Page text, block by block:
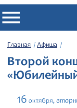
Филармония
Афиша
Фестивали
Главная Афиша
Второй
16 октября,